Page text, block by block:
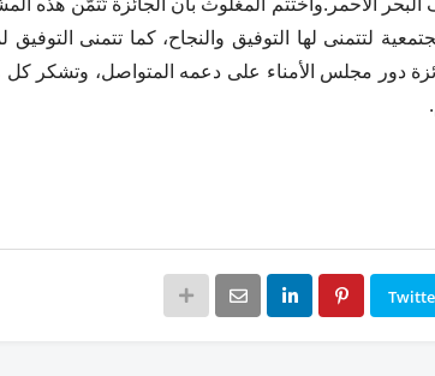
لتتمنى لها التوفيق والنجاح، كما تتمنى التوفيق
دور مجلس الأمناء على دعمه المتواصل، وتشكر